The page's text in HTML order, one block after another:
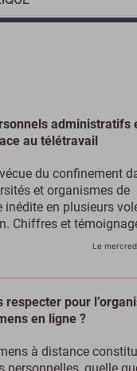
administratifs
au télétravail
du confinement
et organismes de
inédite en plusieurs
Chiffres et
Le
respecter pour
en ligne ?
à distance